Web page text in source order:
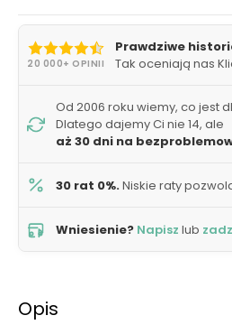
20 000+ OPINII
Prawdziwe
Tak oceniają nas
Od 2006 roku wiemy, co jest
Dlatego dajemy Ci nie 14, ale
aż 30 dni na
30 rat 0%.Niskie raty
Wniesienie? Napisz lub
Opis